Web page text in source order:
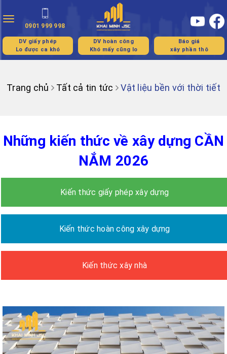
Toggle
navigation
0901 999 998
DV giấy phép
Lo được ca khó
DV hoàn công
Khó mấy cũng lo
Báo giá
xây phần thô
Trang chủ Tất cả tin tức Vật liệu bền với thời tiết
Những kiến thức về xây dựng CẦN
NẮM 2026
Kiến thức giấy phép xây dựng
Kiến thức hoàn công xây dựng
Kiến thức xây nhà